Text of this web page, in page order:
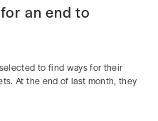
an end to
to find ways for their
At the end of last month, they